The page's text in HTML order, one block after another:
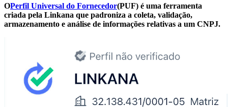
OPerfil Universal do Fornecedor(PUF) é uma ferramenta
criada pela Linkana que padroniza a coleta, validação,
armazenamento e análise de informações relativas a um CNPJ.